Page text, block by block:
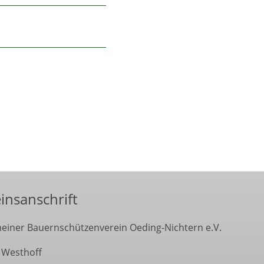
Bauernschützenverein Oeding-Nichtern e.V.